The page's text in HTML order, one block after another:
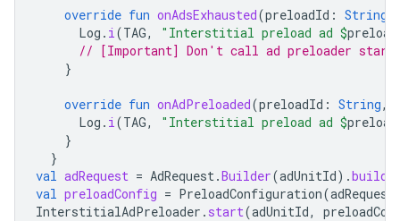
override fun onAdsExhausted(preloadId : String
Log . i(TAG, "Interstitial preload ad $
// [Important] Don't call ad preloader
}
override fun onAdPreloaded(preloadId : String,
Log . i(TAG, "Interstitial preload ad $
}
}
val adRequest = AdRequest.Builder(adUnitId).build
val preloadConfig = PreloadConfiguration(adRequest
InterstitialAdPreloader . start(adUnitId,